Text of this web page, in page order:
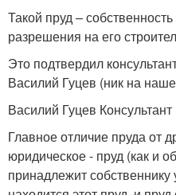
Такой пруд –
разрешения на его
Это подтвердил
Василий Гуцев (ник на
Василий Гуцев
Главное отличие пруда от
юридическое - пруд (как и
принадлежит собственнику